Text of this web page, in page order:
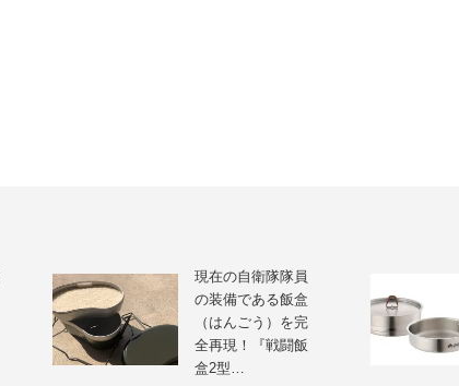
現在の自衛隊隊員
の装備である飯盒
（はんごう）を完
全再現！『戦闘飯
盒2型…